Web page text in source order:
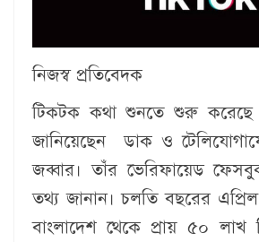
নিজস্ব প্রতিবেদক
টিকটক কথা শুনতে শুরু
জানিয়েছেন ডাক ও
জব্বার। তাঁর ভেরিফায়েড
তথ্য জানান। চলতি বছরের
বাংলাদেশ থেকে প্রায় ৫০ লাখ